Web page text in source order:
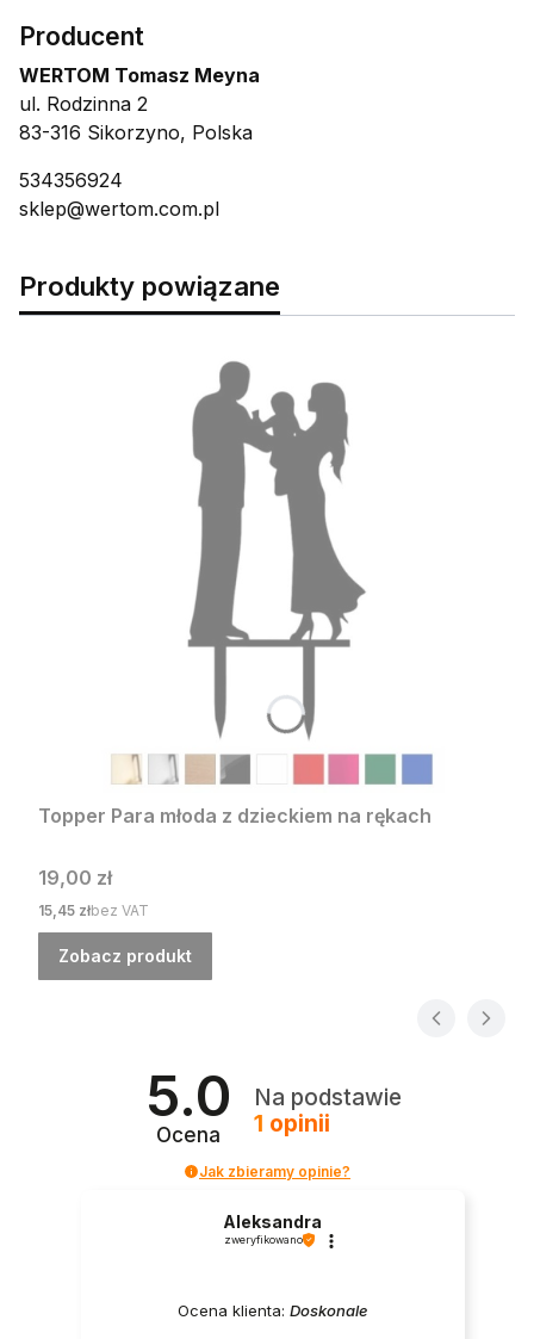
Producent
WERTOM Tomasz Meyna
ul. Rodzinna 2
83-316 Sikorzyno, Polska
534356924
sklep@wertom.com.pl
Produkty powiązane
Topper Para młoda z dzieckiem na rękach
Cena
19,00 zł
Cena
15,45 złbez VAT
Zobacz produkt
5.0
Ocena
Na podstawie
1 opinii
Jak zbieramy opinie?
Aleksandra
zweryfikowano
Ocena klienta: Doskonale